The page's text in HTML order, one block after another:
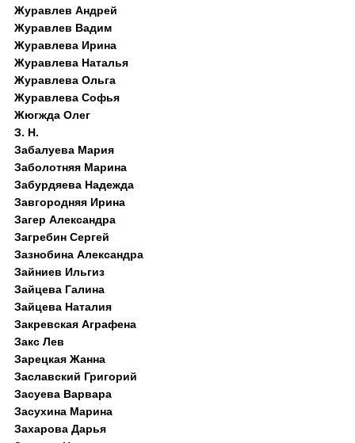
Журавлев Андрей
Журавлев Вадим
Журавлева Ирина
Журавлева Наталья
Журавлева Ольга
Журавлева Софья
Жюгжда Олег
З. Н.
Забалуева Мария
Заболотняя Марина
Забурдяева Надежда
Завгородняя Ирина
Загер Александра
Загребин Сергей
Зазнобина Александра
Зайниев Ильгиз
Зайцева Галина
Зайцева Наталия
Закревская Аграфена
Закс Лев
Зарецкая Жанна
Заславский Григорий
Засуева Варвара
Засухина Марина
Захарова Дарья